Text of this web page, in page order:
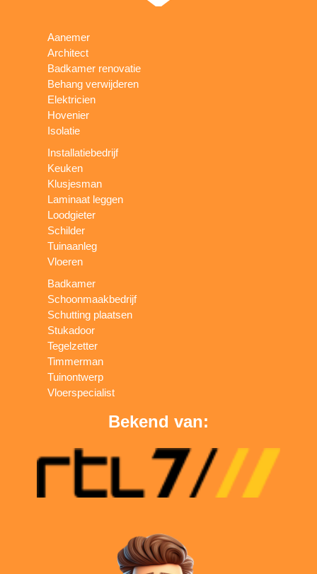
Aanemer
Architect
Badkamer renovatie
Behang verwijderen
Elektricien
Hovenier
Isolatie
Installatiebedrijf
Keuken
Klusjesman
Laminaat leggen
Loodgieter
Schilder
Tuinaanleg
Vloeren
Badkamer
Schoonmaakbedrijf
Schutting plaatsen
Stukadoor
Tegelzetter
Timmerman
Tuinontwerp
Vloerspecialist
Bekend van: